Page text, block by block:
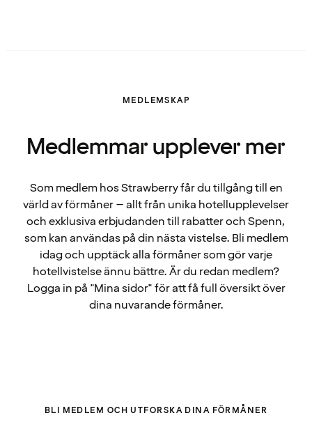
MEDLEMSKAP
Medlemmar upplever mer
Som medlem hos Strawberry får du tillgång till en
värld av förmåner – allt från unika hotellupplevelser
och exklusiva erbjudanden till rabatter och Spenn,
som kan användas på din nästa vistelse. Bli medlem
idag och upptäck alla förmåner som gör varje
hotellvistelse ännu bättre. Är du redan medlem?
Logga in på "Mina sidor" för att få full översikt över
dina nuvarande förmåner.
BLI MEDLEM OCH UTFORSKA DINA FÖRMÅNER